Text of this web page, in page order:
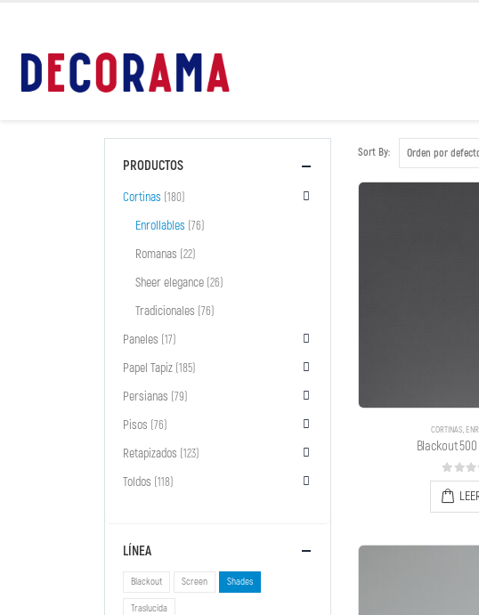
Sort By:
CORTINAS,
Blackout
0out of
PRODUCTOS
Cortinas (180)
Enrollables (76)
Romanas (22)
Sheer elegance (26)
Tradicionales (76)
Paneles (17)
Papel Tapiz (185)
Persianas (79)
Pisos (76)
Retapizados (123)
Toldos (118)
LÍNEA
Blackout Screen Shades
Traslucida